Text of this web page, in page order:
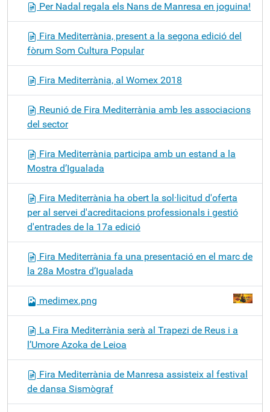
Per Nadal regala els Nans de Manresa en joguina!
Fira Mediterrània, present a la segona edició del
fòrum Som Cultura Popular
Fira Mediterrània, al Womex 2018
Reunió de Fira Mediterrània amb les associacions
del sector
Fira Mediterrània participa amb un estand a la
Mostra d’Igualada
Fira Mediterrània ha obert la sol·licitud d'oferta
per al servei d'acreditacions professionals i gestió
d'entrades de la 17a edició
Fira Mediterrània fa una presentació en el marc de
la 28a Mostra d’Igualada
medimex.png
La Fira Mediterrània serà al Trapezi de Reus i a
l’Umore Azoka de Leioa
Fira Mediterrània de Manresa assisteix al festival
de dansa Sismògraf